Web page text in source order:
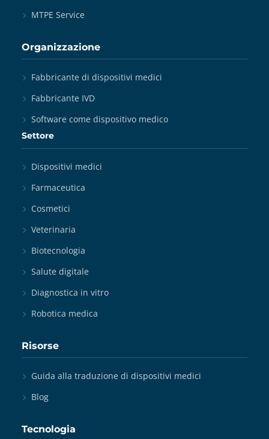
MTPE Service
Organizzazione
Fabbricante di dispositivi medici
Fabbricante IVD
Software come dispositivo medico
Settore
Dispositivi medici
Farmaceutica
Cosmetici
Veterinaria
Biotecnologia
Salute digitale
Diagnostica in vitro
Robotica medica
Risorse
Guida alla traduzione di dispositivi medici
Blog
Tecnologia